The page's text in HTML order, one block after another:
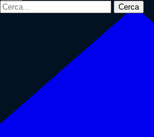
Cerca